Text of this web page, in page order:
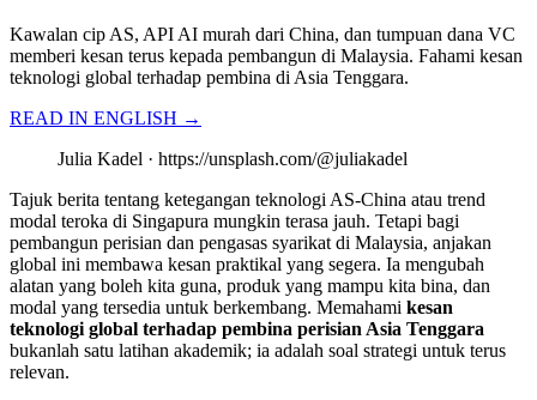
Kawalan cip AS, API AI murah dari China, dan tumpuan dana VC
memberi kesan terus kepada pembangun di Malaysia. Fahami kesan
teknologi global terhadap pembina di Asia Tenggara.
READ IN ENGLISH →
Julia Kadel · https://unsplash.com/@juliakadel
Tajuk berita tentang ketegangan teknologi AS-China atau trend
modal teroka di Singapura mungkin terasa jauh. Tetapi bagi
pembangun perisian dan pengasas syarikat di Malaysia, anjakan
global ini membawa kesan praktikal yang segera. Ia mengubah
alatan yang boleh kita guna, produk yang mampu kita bina, dan
modal yang tersedia untuk berkembang. Memahami kesan
teknologi global terhadap pembina perisian Asia Tenggara
bukanlah satu latihan akademik; ia adalah soal strategi untuk terus
relevan.